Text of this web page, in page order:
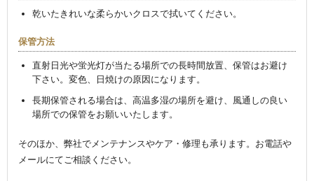
乾いたきれいな柔らかいクロスで拭いてください。
保管方法
直射日光や蛍光灯が当たる場所での長時間放置、保管はお避け
下さい。変色、日焼けの原因になります。
長期保管される場合は、高温多湿の場所を避け、風通しの良い
場所での保管をお願いいたします。
そのほか、弊社でメンテナンスやケア・修理も承ります。お電話や
メールにてご相談ください。